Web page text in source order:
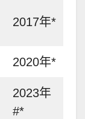
2017年*
2020年*
2023年
#*